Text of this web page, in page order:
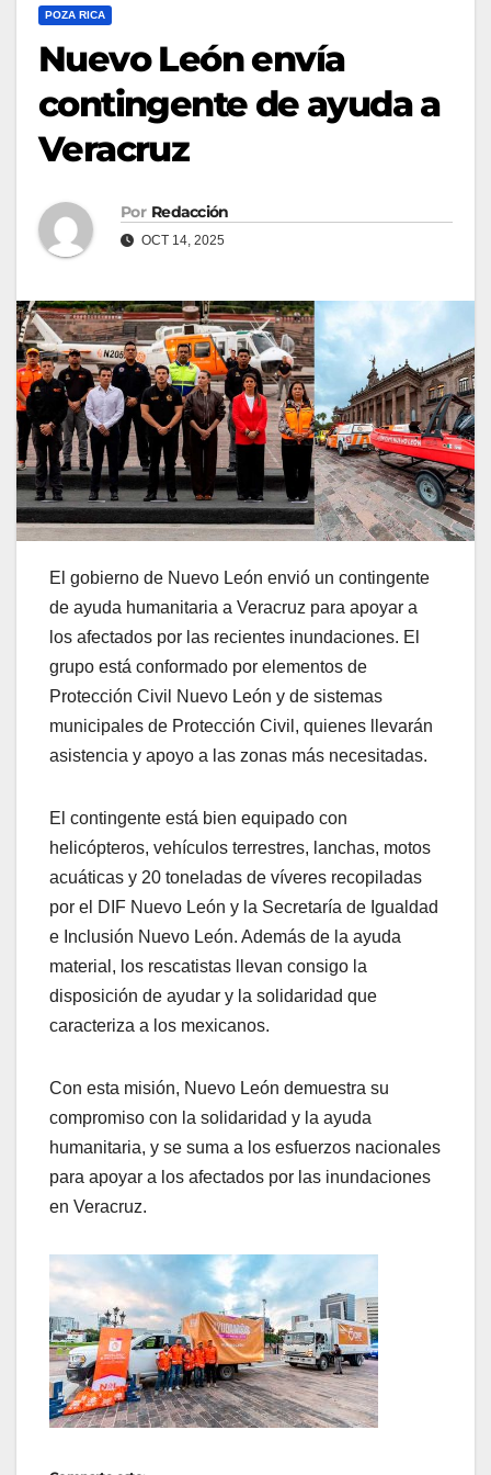
POZA RICA
Nuevo León envía
contingente de ayuda a
Veracruz
Por Redacción
OCT 14, 2025
El gobierno de Nuevo León envió un contingente
de ayuda humanitaria a Veracruz para apoyar a
los afectados por las recientes inundaciones. El
grupo está conformado por elementos de
Protección Civil Nuevo León y de sistemas
municipales de Protección Civil, quienes llevarán
asistencia y apoyo a las zonas más necesitadas.
El contingente está bien equipado con
helicópteros, vehículos terrestres, lanchas, motos
acuáticas y 20 toneladas de víveres recopiladas
por el DIF Nuevo León y la Secretaría de Igualdad
e Inclusión Nuevo León. Además de la ayuda
material, los rescatistas llevan consigo la
disposición de ayudar y la solidaridad que
caracteriza a los mexicanos.
Con esta misión, Nuevo León demuestra su
compromiso con la solidaridad y la ayuda
humanitaria, y se suma a los esfuerzos nacionales
para apoyar a los afectados por las inundaciones
en Veracruz.